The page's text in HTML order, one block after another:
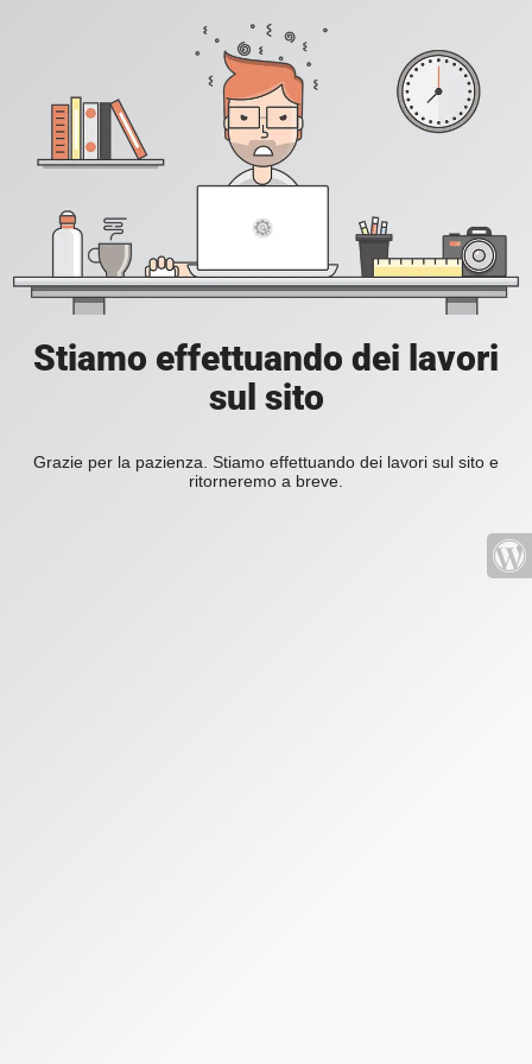
Stiamo effettuando dei lavori
sul sito
Grazie per la pazienza. Stiamo effettuando dei lavori sul sito e
ritorneremo a breve.